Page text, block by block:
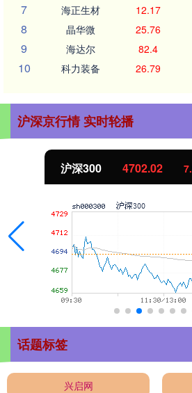
7 海正生材 12.17
8 晶华微 25.76
9 海达尔 82.4
10 科力装备 26.79
沪深京行情 实时轮播
沪深300 4702.02 7.59
话题标签
兴启网